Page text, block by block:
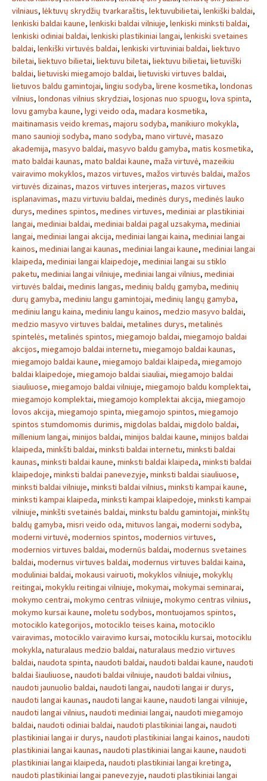
vilniaus, lėktuvų skrydžių tvarkaraštis, lektuvubilietai, lenkiški baldai,
lenkiski baldai kaune, lenkiski baldai vilniuje, lenkiski minksti baldai,
lenkiski odiniai baldai, lenkiski plastikiniai langai, lenkiski svetaines
baldai, lenkiški virtuvės baldai, lenkiski virtuviniai baldai, liektuvo
biletai, liektuvo bilietai, liektuvu biletai, liektuvu bilietai, lietuviški
baldai, lietuviski miegamojo baldai, lietuviski virtuves baldai,
lietuvos baldu gamintojai, lingiu sodyba, lirene kosmetika, londonas
vilnius, londonas vilnius skrydziai, losjonas nuo spuogu, lova spinta,
lovu gamyba kaune, lygi veido oda, madara kosmetika,
maitinamasis veido kremas, majoru sodyba, manikiuro mokykla,
mano saunioji sodyba, mano sodyba, mano virtuvė, masazo
akademija, masyvo baldai, masyvo baldu gamyba, matis kosmetika,
mato baldai kaunas, mato baldai kaune, maža virtuvė, mazeikiu
vairavimo mokyklos, mazos virtuves, mažos virtuvės baldai, mažos
virtuvės dizainas, mazos virtuves interjeras, mazos virtuves
isplanavimas, mazu virtuviu baldai, medinės durys, medinės lauko
durys, medines spintos, medines virtuves, mediniai ar plastikiniai
langai, mediniai baldai, mediniai baldai pagal uzsakyma, mediniai
langai, mediniai langai akcija, mediniai langai kaina, mediniai langai
kainos, mediniai langai kaunas, mediniai langai kaune, mediniai langai
klaipeda, mediniai langai klaipedoje, mediniai langai su stiklo
paketu, mediniai langai vilniuje, mediniai langai vilnius, mediniai
virtuvės baldai, medinis langas, medinių baldų gamyba, medinių
durų gamyba, mediniu langu gamintojai, medinių langų gamyba,
mediniu langu kaina, mediniu langu kainos, medzio masyvo baldai,
medzio masyvo virtuves baldai, metalines durys, metalinės
spintelės, metalinės spintos, miegamojo baldai, miegamojo baldai
akcijos, miegamojo baldai internetu, miegamojo baldai kaunas,
miegamojo baldai kaune, miegamojo baldai klaipeda, miegamojo
baldai klaipedoje, miegamojo baldai siauliai, miegamojo baldai
siauliuose, miegamojo baldai vilniuje, miegamojo baldu komplektai,
miegamojo komplektai, miegamojo komplektai akcija, miegamojo
lovos akcija, miegamojo spinta, miegamojo spintos, miegamojo
spintos stumdomomis durimis, migdolas baldai, migdolo baldai,
millenium langai, minijos baldai, minijos baldai kaune, minijos baldai
klaipeda, minkšti baldai, minksti baldai internetu, minksti baldai
kaunas, minksti baldai kaune, minksti baldai klaipeda, minksti baldai
klaipedoje, minksti baldai panevezyje, minksti baldai siauliuose,
minksti baldai vilniuje, minksti baldai vilnius, minksti kampai kaune,
minksti kampai klaipeda, minksti kampai klaipedoje, minksti kampai
vilniuje, minkšti svetainės baldai, minkstu baldu gamintojai, minkštų
baldų gamyba, misri veido oda, mituvos langai, moderni sodyba,
moderni virtuvė, modernios spintos, modernios virtuves,
modernios virtuves baldai, modernūs baldai, modernus svetaines
baldai, modernus virtuves baldai, modernus virtuves baldai kaina,
moduliniai baldai, mokausi vairuoti, mokyklos vilniuje, mokyklų
reitingai, mokyklu reitingai vilniuje, mokymai, mokymai seminarai,
mokymo centrai, mokymo centras vilniuje, mokymo centras vilnius,
mokymo kursai kaune, moletu sodybos, montuojamos spintos,
motociklo kategorijos, motociklo teises kaina, motociklo
vairavimas, motociklo vairavimo kursai, motociklu kursai, motociklu
mokykla, naturalaus medzio baldai, naturalaus medzio virtuves
baldai, naudota spinta, naudoti baldai, naudoti baldai kaune, naudoti
baldai šiauliuose, naudoti baldai vilniuje, naudoti baldai vilnius,
naudoti jaunuolio baldai, naudoti langai, naudoti langai ir durys,
naudoti langai kaunas, naudoti langai kaune, naudoti langai vilniuje,
naudoti langai vilnius, naudoti mediniai langai, naudoti miegamojo
baldai, naudoti odiniai baldai, naudoti plastikiniai langai, naudoti
plastikiniai langai ir durys, naudoti plastikiniai langai kainos, naudoti
plastikiniai langai kaunas, naudoti plastikiniai langai kaune, naudoti
plastikiniai langai klaipeda, naudoti plastikiniai langai kretinga,
naudoti plastikiniai langai panevezyje, naudoti plastikiniai langai